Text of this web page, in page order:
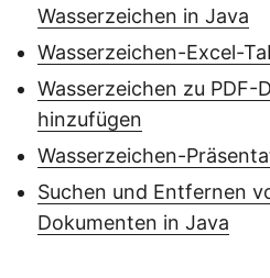
Wasserzeichen in Java
Wasserzeichen-Excel-
Wasserzeichen zu PDF-
hinzufügen
Wasserzeichen-
Suchen und Entfernen
Dokumenten in Java